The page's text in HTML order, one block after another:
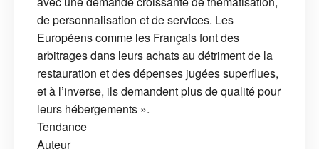
de personnalisation et de services. Les
Européens comme les Français font des
arbitrages dans leurs achats au détriment de la
restauration et des dépenses jugées superflues,
et à l’inverse, ils demandent plus de qualité pour
leurs hébergements ».
Tendance
Auteur